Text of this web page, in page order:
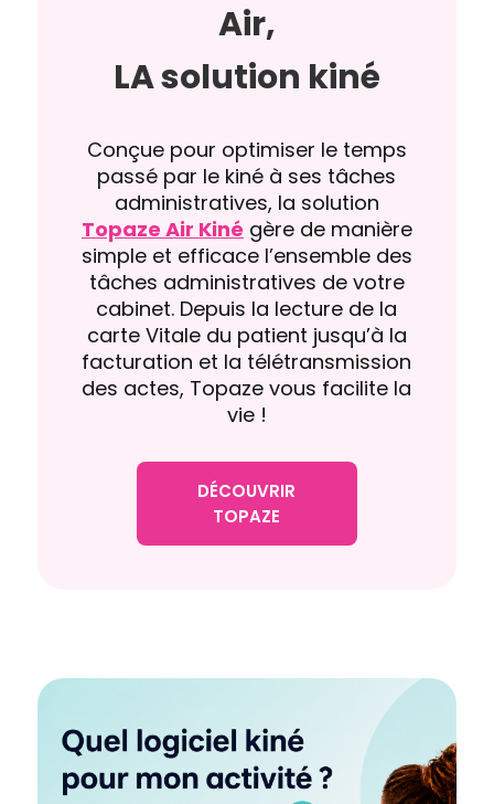
Air,
LA solution kiné
Conçue pour optimiser le temps
passé par le kiné à ses tâches
administratives, la solution
Topaze Air Kiné gère de manière
simple et efficace l’ensemble des
tâches administratives de votre
cabinet. Depuis la lecture de la
carte Vitale du patient jusqu’à la
facturation et la télétransmission
des actes, Topaze vous facilite la
vie !
DÉCOUVRIR
TOPAZE